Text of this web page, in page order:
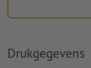
Drukgegevens